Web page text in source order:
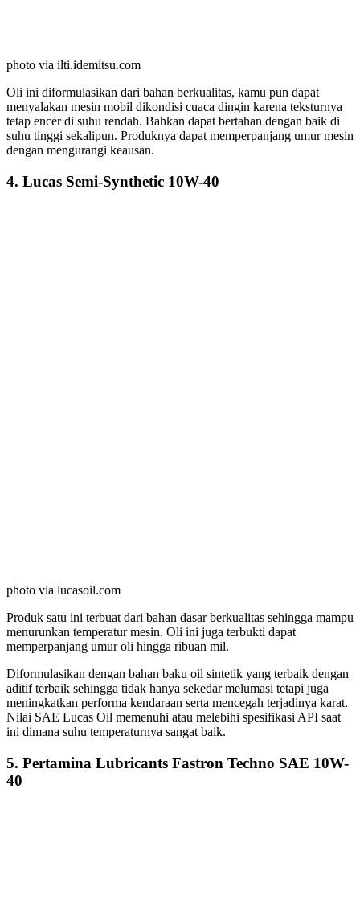
photo via ilti.idemitsu.com
Oli ini diformulasikan dari bahan berkualitas, kamu pun dapat
menyalakan mesin mobil dikondisi cuaca dingin karena teksturnya
tetap encer di suhu rendah. Bahkan dapat bertahan dengan baik di
suhu tinggi sekalipun. Produknya dapat memperpanjang umur mesin
dengan mengurangi keausan.
4. Lucas Semi-Synthetic 10W-40
photo via lucasoil.com
Produk satu ini terbuat dari bahan dasar berkualitas sehingga mampu
menurunkan temperatur mesin. Oli ini juga terbukti dapat
memperpanjang umur oli hingga ribuan mil.
Diformulasikan dengan bahan baku oil sintetik yang terbaik dengan
aditif terbaik sehingga tidak hanya sekedar melumasi tetapi juga
meningkatkan performa kendaraan serta mencegah terjadinya karat.
Nilai SAE Lucas Oil memenuhi atau melebihi spesifikasi API saat
ini dimana suhu temperaturnya sangat baik.
5. Pertamina Lubricants Fastron Techno SAE 10W-
40